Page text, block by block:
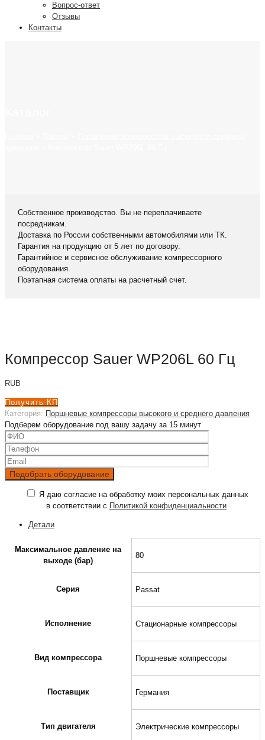
Вопрос-ответ
Отзывы
Контакты
Собственное производство. Вы не переплачиваете
посредникам.
Доставка по России собственными автомобилями или ТК.
Гарантия на продукцию от 5 лет по договору.
Гарантийное и сервисное обслуживание компрессорного
оборудования.
Поэтапная система оплаты на расчетный счет.
Компрессор Sauer WP206L 60 Гц
RUB
Получить КП
Категория: Поршневые компрессоры высокого и среднего давления
Подберем оборудование под вашу задачу за 15 минут
Я даю согласие на обработку моих персональных данных
в соответствии с Политикой конфиденциальности
Детали
Максимальное давление на
выходе (бар)
80
Серия Passat
Исполнение Стационарные компрессоры
Вид компрессора Поршневые компрессоры
Поставщик Германия
Тип двигателя Электрические компрессоры